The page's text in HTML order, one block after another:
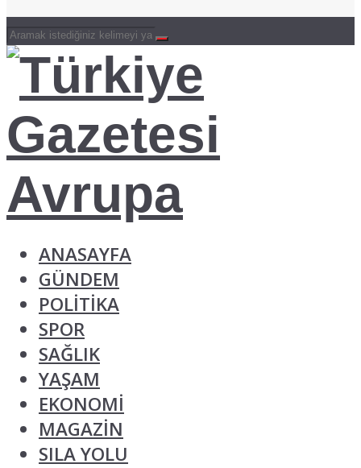
ANASAYFA
GÜNDEM
POLİTİKA
SPOR
SAĞLIK
YAŞAM
EKONOMİ
MAGAZİN
SILA YOLU